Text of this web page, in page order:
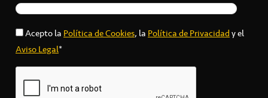
Acepto la Política de Cookies, la Política de Privacidady el
Aviso Legal*